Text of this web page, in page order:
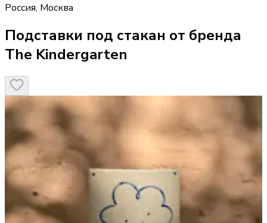
Россия, Москва
Подставки под стакан от бренда
The Kindergarten